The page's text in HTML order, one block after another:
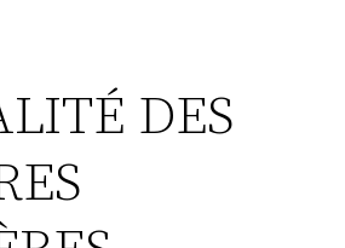
DES